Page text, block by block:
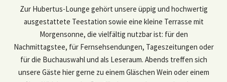
Zur Hubertus-Lounge gehört unsere üppig und hochwertig
ausgestattete Teestation sowie eine kleine Terrasse mit
Morgensonne, die vielfältig nutzbar ist: für den
Nachmittagstee, für Fernsehsendungen, Tageszeitungen oder
für die Buchauswahl und als Leseraum. Abends treffen sich
unsere Gäste hier gerne zu einem Gläschen Wein oder einem